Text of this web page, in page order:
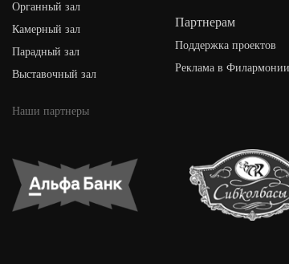
Органный зал
Камерный зал
Парадный зал
Выставочный зал
Партнерам
Поддержка проектов
Реклама в Филармонии
Наши партнеры